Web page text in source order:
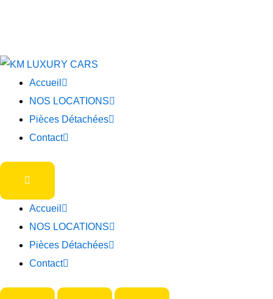
Accueil
NOS LOCATIONS
Pièces Détachées
Contact
Accueil
NOS LOCATIONS
Pièces Détachées
Contact